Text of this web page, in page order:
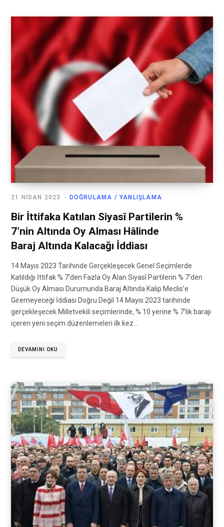
DOĞRULAMA / YANLIŞLAMA
21 NISAN 2023
Bir İttifaka Katılan Siyasî Partilerin %
7’nin Altında Oy Alması Hâlinde
Baraj Altında Kalacağı İddiası
14 Mayıs 2023 Tarihinde Gerçekleşecek Genel Seçimlerde
Katıldığı İttifak % 7’den Fazla Oy Alan Siyasî Partilerin % 7’den
Düşük Oy Alması Durumunda Baraj Altında Kalıp Meclis’e
Giremeyeceği İddiası Doğru Değil 14 Mayıs 2023 tarihinde
gerçekleşecek Milletvekili seçimlerinde, % 10 yerine % 7’lik barajı
içeren yeni seçim düzenlemeleri ilk kez…
DEVAMINI OKU